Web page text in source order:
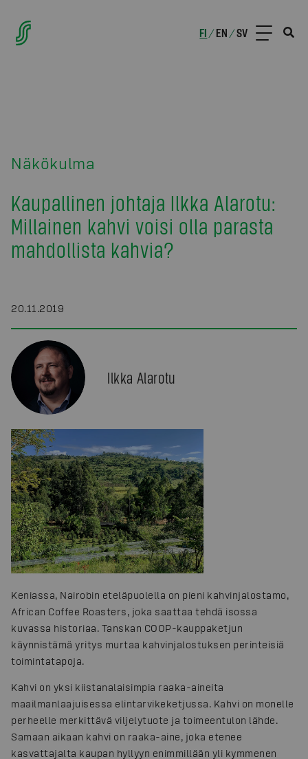
FI /EN /SV
Näkökulma
Kaupallinen johtaja Ilkka Alarotu:
Millainen kahvi voisi olla parasta
mahdollista kahvia?
20.11.2019
Ilkka Alarotu
Keniassa, Nairobin eteläpuolella on pieni kahvinjalostamo,
African Coffee Roasters, joka saattaa tehdä isossa
kuvassa historiaa. Tanskan COOP-kauppaketjun
käynnistämä yritys murtaa kahvinjalostuksen perinteisiä
toimintatapoja.
Kahvi on yksi kiistanalaisimpia raaka-aineita
maailmanlaajuisessa elintarvikeketjussa. Kahvi on monelle
perheelle merkittävä viljelytuote ja toimeentulon lähde.
Samaan aikaan kahvi on raaka-aine, joka etenee
kasvattajalta kaupan hyllyyn enimmillään yli kymmenen